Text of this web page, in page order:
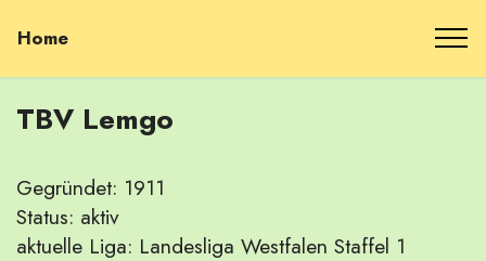
Home
TBV Lemgo
Gegründet: 1911
Status: aktiv
aktuelle Liga: Landesliga Westfalen Staffel 1